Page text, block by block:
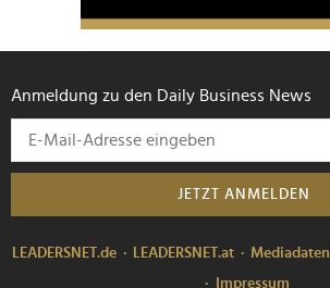
Anmeldung zu den Daily Business News
JETZT ANMELDEN
LEADERSNET.de LEADERSNET.at Mediadaten
Impressum